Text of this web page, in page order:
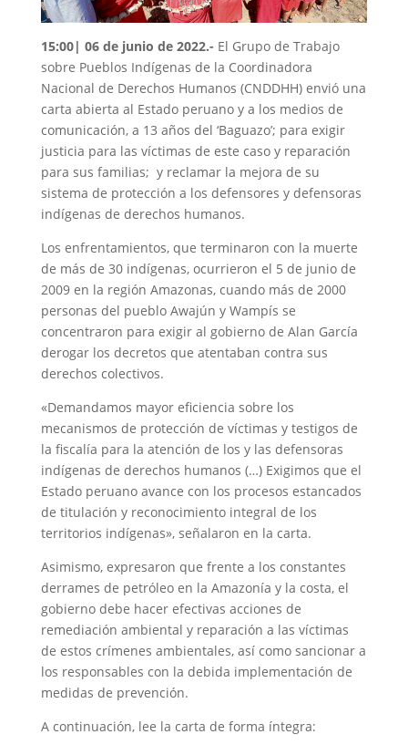
15:00| 06 de junio de 2022.- El Grupode Trabajo
sobre Pueblos Indígenas de la Coordinadora
Nacional de Derechos Humanos (CNDDHH) envió una
carta abierta al Estado peruano y a los medios de
comunicación, a 13 años del ‘Baguazo’; para exigir
justicia para las víctimas de este caso y reparación
para sus familias; y reclamar la mejora de su
sistema de protección a los defensores y defensoras
indígenas de derechos humanos.
Los enfrentamientos, que terminaron con la muerte
de más de 30 indígenas, ocurrieron el 5 de junio de
2009 en la región Amazonas, cuando más de 2000
personas del pueblo Awajún y Wampís se
concentraron para exigir al gobierno de Alan García
derogar los decretos que atentaban contra sus
derechos colectivos.
«Demandamos mayor eficiencia sobre los
mecanismos de protección de víctimas y testigos de
la fiscalía para la atención de los y las defensoras
indígenas de derechos humanos (…) Exigimos que el
Estado peruano avance con los procesos estancados
de titulación y reconocimiento integral de los
territorios indígenas», señalaron en la carta.
Asimismo, expresaron que frente a los constantes
derrames de petróleo en la Amazonía y la costa, el
gobierno debe hacer efectivas acciones de
remediación ambiental y reparación a las víctimas
de estos crímenes ambientales, así como sancionar a
los responsables con la debida implementación de
medidas de prevención.
A continuación, lee la carta de forma íntegra: